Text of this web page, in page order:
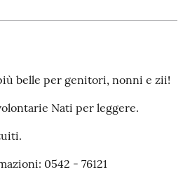
belle per genitori, nonni e zii!
Nati per leggere.
0542 - 76121